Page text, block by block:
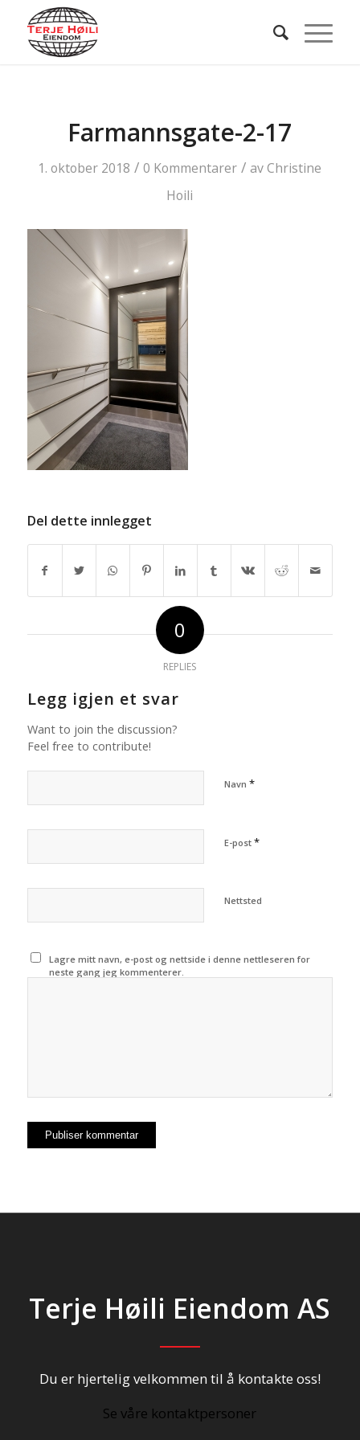
Farmannsgate-2-17
1. oktober 2018 / 0 Kommentarer / avChristine
Hoili
Del dette innlegget
0
REPLIES
Legg igjen et svar
Want to join the discussion?
Feel free to contribute!
Navn *
E-post *
Nettsted
Lagre mitt navn, e-post og nettside i denne nettleseren for
neste gang jeg kommenterer.
Terje Høili Eiendom AS
Du er hjertelig velkommen til å kontakte oss!
Se våre kontaktpersoner